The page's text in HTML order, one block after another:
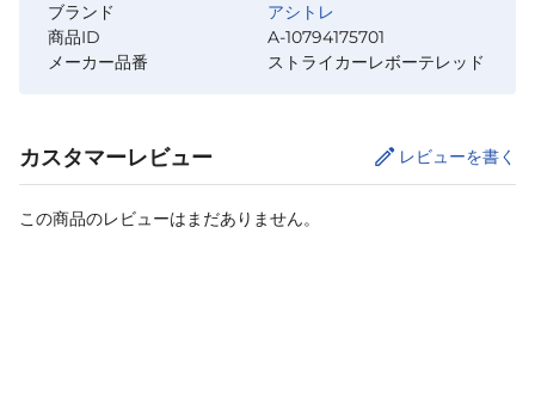
ブランド
アシトレ
商品ID
A-10794175701
メーカー品番
ストライカーレボーテレッド
カスタマーレビュー レビューを書く
この商品のレビューはまだありません。